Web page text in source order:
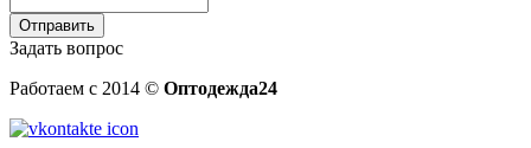
Задать вопрос
Работаем с 2014 © Оптодежда24